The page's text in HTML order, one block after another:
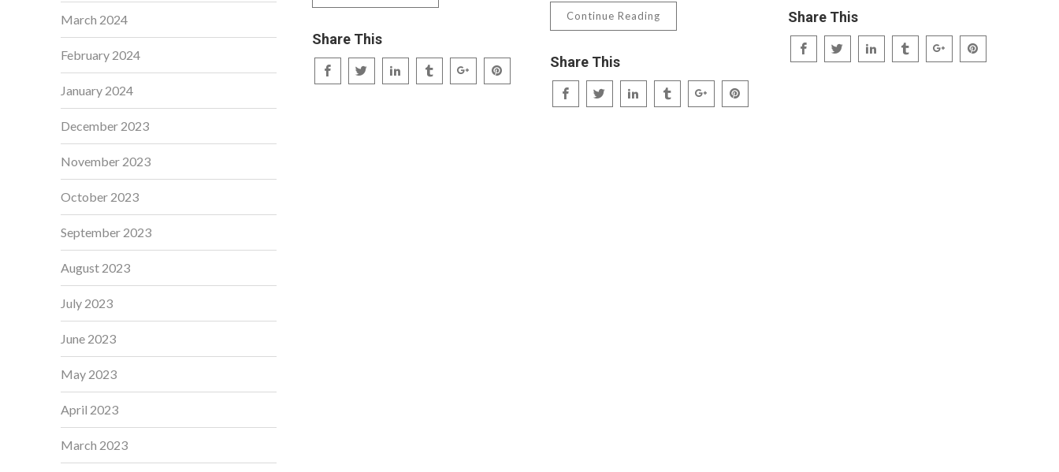
Share This
Share This
Continue Reading
Share This
March 2024
February 2024
January 2024
December 2023
November 2023
October 2023
September 2023
August 2023
July 2023
June 2023
May 2023
April 2023
March 2023